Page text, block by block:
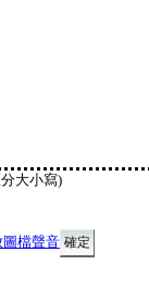
大小寫)
圖檔聲音